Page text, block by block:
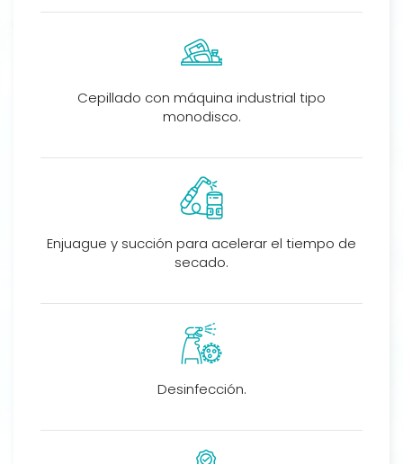
Cepillado con máquina industrial tipo
monodisco.
Enjuague y succión para acelerar el tiempo de
secado.
Desinfección.